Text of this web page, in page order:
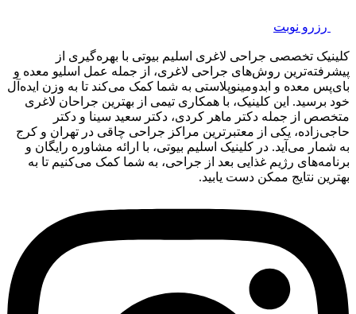
رزرو نوبت
کلینیک تخصصی جراحی لاغری اسلیم بیوتی با بهره‌گیری از
پیشرفته‌ترین روش‌های جراحی لاغری، از جمله عمل اسلیو معده و
بای‌پس معده و ابدومینوپلاستی به شما کمک می‌کند تا به وزن ایده‌آل
خود برسید. این کلینیک، با همکاری تیمی از بهترین جراحان لاغری
متخصص از جمله دکتر ماهر کردی، دکتر سعید سینا و دکتر
حاجی‌زاده، یکی از معتبرترین مراکز جراحی چاقی در تهران و کرج
به شمار می‌آید. در کلینیک اسلیم بیوتی، با ارائه مشاوره رایگان و
برنامه‌های رژیم غذایی بعد از جراحی، به شما کمک می‌کنیم تا به
بهترین نتایج ممکن دست یابید.